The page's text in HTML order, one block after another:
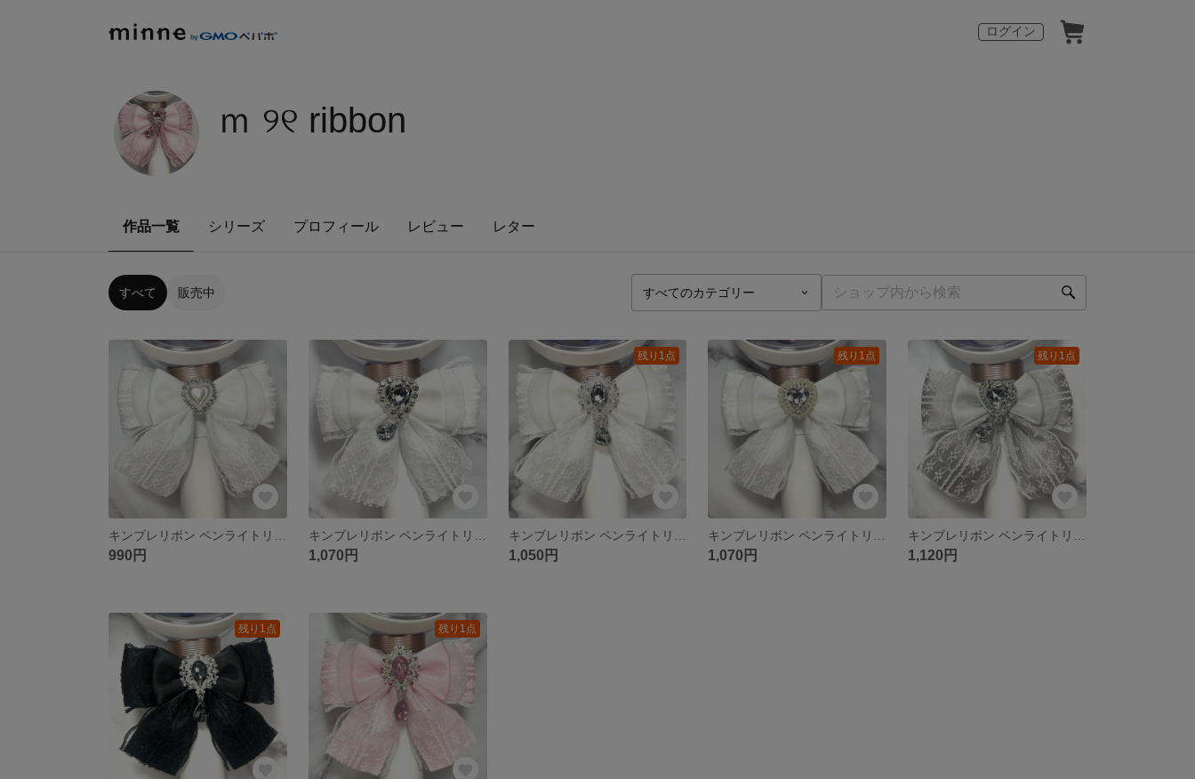
ログイン
ｍ ୨୧ ribbon
作品一覧 シリーズ プロフィール レビュー レター
すべて 販売中
990円 1,070円
残り1点
1,050円
残り1点
1,070円
残り1点
1,120円
残り1点 残り1点